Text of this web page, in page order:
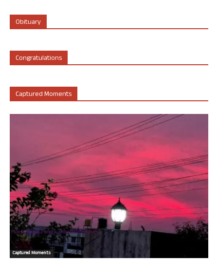
Obituary
Congratulations
Captured Moments
Captured Moments